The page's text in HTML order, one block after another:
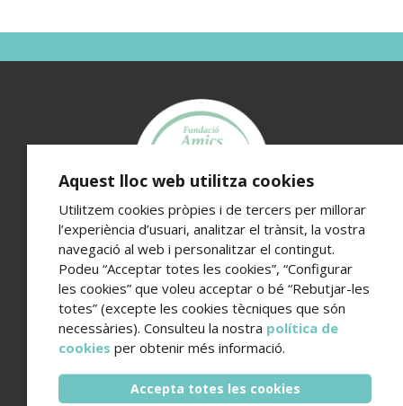
Fundació Amics de l’Hospital del Mar
Edifici Hospital del Mar · Passeig Marítim 25-29 · 08003
Barcelona
Telèfon de contacte (+34) 93 248 37 82 - Email
amics@hospitaldelmar.org
www.amicsdelhospitaldelmar.org
Aquest lloc web utilitza cookies
Utilitzem cookies pròpies i de tercers per millorar
l’experiència d’usuari, analitzar el trànsit, la vostra
navegació al web i personalitzar el contingut.
Podeu “Acceptar totes les cookies”, “Configurar
les cookies” que voleu acceptar o bé “Rebutjar-les
totes” (excepte les cookies tècniques que són
necessàries). Consulteu la nostra política de
cookies per obtenir més informació.
Accepta totes les cookies